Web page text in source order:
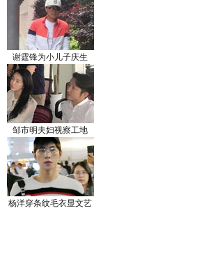
谢霆锋为小儿子庆生
邹市明夫妇视察工地
杨洋穿条纹毛衣显文艺